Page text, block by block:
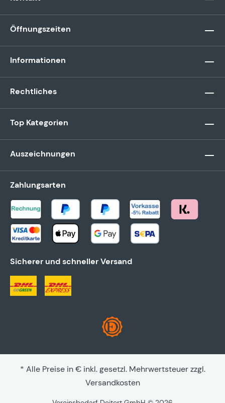
Öffnungszeiten
Informationen
Rechtliches
Top Kategorien
Auszeichnungen
Zahlungsarten
Sicherer und schneller Versand
* Alle Preise in € inkl. gesetzl. Mehrwertsteuer zzgl.
Versandkosten